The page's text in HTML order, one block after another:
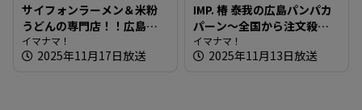
サイフォンラーメン＆米粉
うどんの専門店！！広島の
新しい麺を知りたガール
【街ネタ！知りたガール】
イマナマ！
2025年11月17日放送
IMP. 椿 泰我の広島パンパカ
パーン～全国から注文殺
到！クイニーアマン専門店
イマナマ！
2025年11月13日放送